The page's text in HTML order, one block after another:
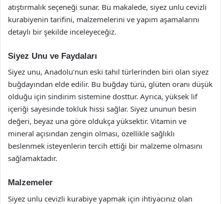
atıştırmalık seçeneği sunar. Bu makalede, siyez unlu cevizli
kurabiyenin tarifini, malzemelerini ve yapım aşamalarını
detaylı bir şekilde inceleyeceğiz.
Siyez Unu ve Faydaları
Siyez unu, Anadolu’nun eski tahıl türlerinden biri olan siyez
buğdayından elde edilir. Bu buğday türü, glüten oranı düşük
olduğu için sindirim sistemine dosttur. Ayrıca, yüksek lif
içeriği sayesinde tokluk hissi sağlar. Siyez ununun besin
değeri, beyaz una göre oldukça yüksektir. Vitamin ve
mineral açısından zengin olması, özellikle sağlıklı
beslenmek isteyenlerin tercih ettiği bir malzeme olmasını
sağlamaktadır.
Malzemeler
Siyez unlu cevizli kurabiye yapmak için ihtiyacınız olan